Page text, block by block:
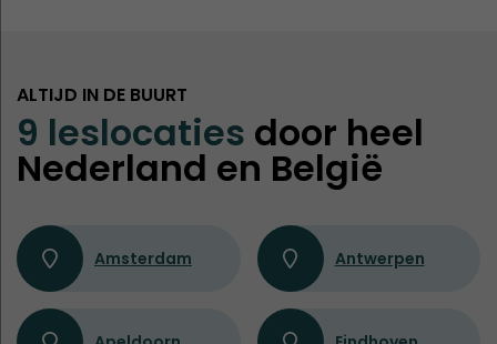
ALTIJD IN DE BUURT
9 leslocaties door heel
Nederland en België
Amsterdam Antwerpen